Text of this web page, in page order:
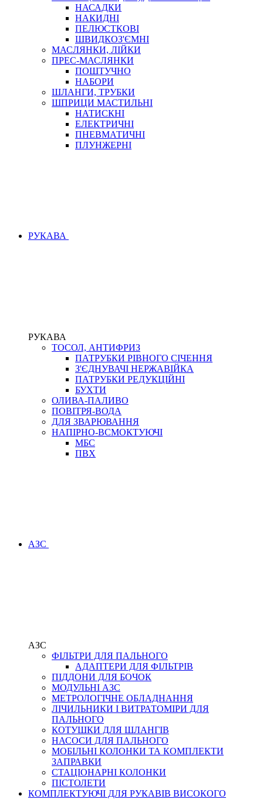
НАСАДКИ
НАКИДНІ
ПЕЛЮСТКОВІ
ШВИДКОЗ'ЄМНІ
МАСЛЯНКИ, ЛІЙКИ
ПРЕС-МАСЛЯНКИ
ПОШТУЧНО
НАБОРИ
ШЛАНГИ, ТРУБКИ
ШПРИЦИ МАСТИЛЬНІ
НАТИСКНІ
ЕЛЕКТРИЧНІ
ПНЕВМАТИЧНІ
ПЛУНЖЕРНІ
РУКАВА
РУКАВА
ТОСОЛ, АНТИФРИЗ
ПАТРУБКИ РІВНОГО СІЧЕННЯ
З'ЄДНУВАЧІ НЕРЖАВІЙКА
ПАТРУБКИ РЕДУКЦІЙНІ
БУХТИ
ОЛИВА-ПАЛИВО
ПОВІТРЯ-ВОДА
ДЛЯ ЗВАРЮВАННЯ
НАПІРНО-ВСМОКТУЮЧІ
МБС
ПВХ
АЗС
АЗС
ФІЛЬТРИ ДЛЯ ПАЛЬНОГО
АДАПТЕРИ ДЛЯ ФІЛЬТРІВ
ПІДДОНИ ДЛЯ БОЧОК
МОДУЛЬНІ АЗС
МЕТРОЛОГІЧНЕ ОБЛАДНАННЯ
ЛІЧИЛЬНИКИ І ВИТРАТОМІРИ ДЛЯ
ПАЛЬНОГО
КОТУШКИ ДЛЯ ШЛАНГІВ
НАСОСИ ДЛЯ ПАЛЬНОГО
МОБІЛЬНІ КОЛОНКИ ТА КОМПЛЕКТИ
ЗАПРАВКИ
СТАЦІОНАРНІ КОЛОНКИ
ПІСТОЛЕТИ
КОМПЛЕКТУЮЧІ ДЛЯ РУКАВІВ ВИСОКОГО